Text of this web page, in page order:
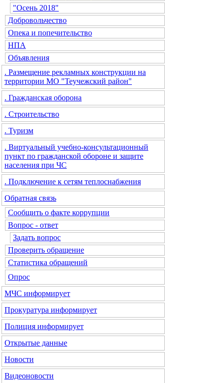
"Осень 2018"
Добровольчество
Опека и попечительство
НПА
Объявления
. Размещение рекламных конструкции на
территории МО "Теучежский район"
. Гражданская оборона
. Строительство
. Туризм
. Виртуальный учебно-консультационный
пункт по гражданской обороне и защите
населения при ЧС
. Подключение к сетям теплоснабжения
Обратная связь
Сообщить о факте коррупции
Вопрос - ответ
Задать вопрос
Проверить обращение
Статистика обращений
Опрос
МЧС информирует
Прокуратура информирует
Полиция информирует
Открытые данные
Новости
Видеоновости